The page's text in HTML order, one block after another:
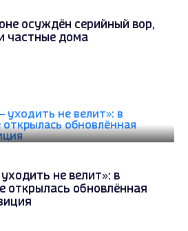
осуждён серийный вор,
частные дома
не велит»: в
открылась обновлённая